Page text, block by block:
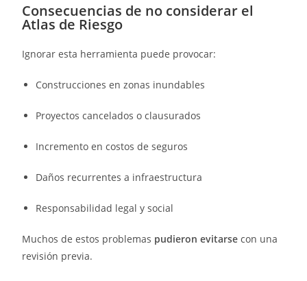
Consecuencias de no considerar el
Atlas de Riesgo
Ignorar esta herramienta puede provocar:
Construcciones en zonas inundables
Proyectos cancelados o clausurados
Incremento en costos de seguros
Daños recurrentes a infraestructura
Responsabilidad legal y social
Muchos de estos problemas pudieron evitarse con una
revisión previa.